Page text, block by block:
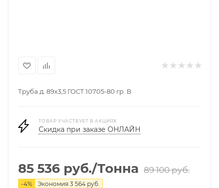
Труба д. 89х3,5 ГОСТ 10705-80 гр. В
ТОВАР УЧАСТВУЕТ В АКЦИЯХ
Скидка при заказе ОНЛАЙН
85 536 руб./Тонна 89 100руб.
-4% Экономия 3 564 руб.